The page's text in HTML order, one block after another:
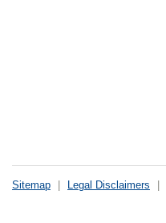
Sitemap Legal Disclaimers